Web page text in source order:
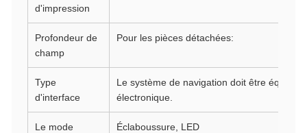
d'impression
Profondeur de
champ
Pour les pièces détachées:
Type
d'interface
Le système de navigation doit être équipé
électronique.
Le mode
Éclaboussure, LED